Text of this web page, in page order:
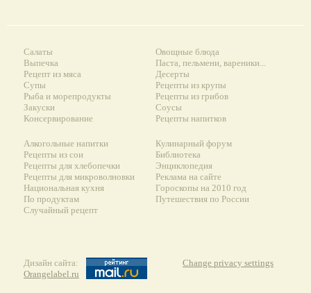
Салаты
Выпечка
Рецепт из мяса
Супы
Рыба и морепродукты
Закуски
Консервирование
Овощные блюда
Паста, пельмени, вареники...
Десерты
Рецепты из крупы
Рецепты из грибов
Соусы
Рецепты напитков
Алкогольные напитки
Рецепты из сои
Рецепты для хлебопечки
Рецепты для микроволновки
Национальная кухня
По продуктам
Случайный рецепт
Кулинарный форум
Библиотека
Энциклопедия
Реклама на сайте
Гороскопы на 2010 год
Путешествия по России
Дизайн сайта:
Orangelabel.ru
Change privacy settings